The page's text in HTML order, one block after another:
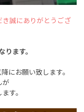
誠にありがとうござ
ます。
にお願い致します。
が
す。